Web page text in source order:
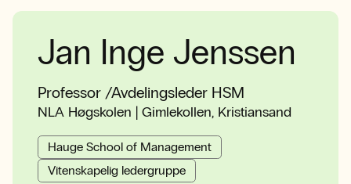
Jan Inge Jenssen
Professor /Avdelingsleder HSM
NLA Høgskolen | Gimlekollen, Kristiansand
Hauge School of Management
Vitenskapelig ledergruppe